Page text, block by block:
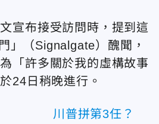
宣布接受訪問時，提到這
」（Signalgate）醜聞，
「許多關於我的虛構故事
24日 稍晚進行。
川普拼第3任？